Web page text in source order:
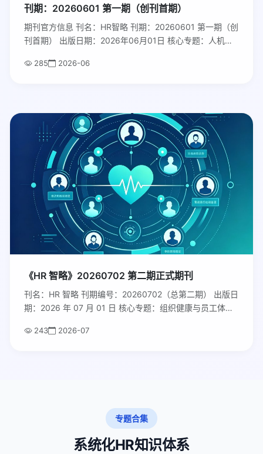
刊期：20260601 第一期（创刊首期）
期刊官方信息 刊名：HR智略 刊期：20260601 第一期（创
刊首期） 出版日期：2026年06月01日 核心专题：人机协
煦人力资源研究中心 官方网址：hrzhilue.cn 投稿商务邮
285 2026-06
《HR 智略》20260702 第二期正式期刊
刊名：HR 智略 刊期编号：20260702（总第二期） 出版日
期：2026 年 07 月 01 日 核心专题：组织健康与员工体
究发展中心 官网：hrzhilue.cn 投稿 & 商务邮箱：
243 2026-07
专题合集
系统化HR知识体系